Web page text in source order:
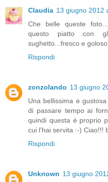
Claudia 13 giugno 2012
Che belle queste
questo piatto con
sughetto...fresco e
Rispondi
zonzolando 13 giugno
Una bellissima e
di passare tempo ai
quindi questa è proprio
cui l'hai servita :-) Ciao!!!
Rispondi
Unknown 13 giugno